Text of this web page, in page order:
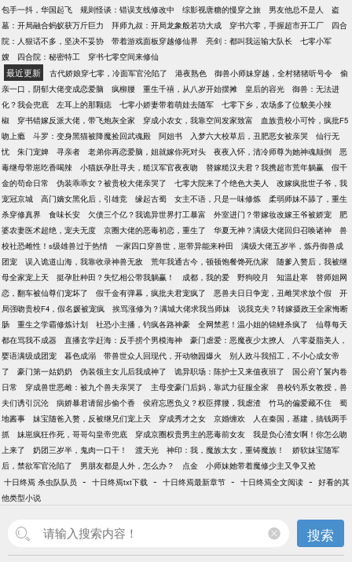
包手一抖，华国起飞
规则怪谈：错误支线修改中 综影视唐糖的慢穿之旅 男友他总不是人
盗
墓：开局融合蚂蚁获万斤巨力
拜师九叔：开局龙象般若功大成 穿书六零，手握超市开工厂
四合
院：人狠话不多，坚决不妥协
带着游戏面板穿越修仙界 亮剑：都叫我运输大队长
七零小军
嫂
四合院：秘密特工 穿书七零空间来修仙
最近更新 古代娇娘穿七零，冷面军官沦陷了 港夜熟色 御兽小师妹穿越，全村猪猪听号令
偷
亲一口，阴郁大佬变成恋爱脑
疯柳腰 重生千禧，从八岁开始摆摊 皇后的容光
御兽：无法进
化？我会兜底
左耳上的那颗痣 七零小娇妻带着萌娃去随军
七零下乡，农场多了位貌美小辣
椒
穿书错嫁反派大佬，带飞炮灰全家 穿成小农女，我靠空间发家致富
血族贵校小可怜，疯批F5
吻上瘾
斗罗：变身黑猫被降魔捡回武魂殿 阿姐书 入梦六大校草后，丑肥恶女被亲哭
仙行无
忧
朱门宠婢 寻亲者 老弟你再恋爱脑，姐就嫁你死对头 夜夜入怀，清冷师尊为她神魂颠倒
恶
毒继母带崽吃香喝辣
小猫妖孕肚寻夫，糙汉军官夜夜吻 替嫁糙汉夫君？我携超市荒年躺赢
假千
金的苟命日常
伪装乖乖女？被贵校大佬亲哭了 七零大院来了个绝色大美人
改嫁疯批世子爷，我
宠冠京城
高门嫡女黑化后，引雄竞 缘起古蜀 女主不语，只是一味修炼
柔弱师妹不舔了，重生
杀穿修真界
食味长安 欠债三个亿？我诡异世界打工暴富 外室进门？带嫁妆改嫁王爷被娇宠
肥
婆农妻医术超绝，宠夫无度
京圈大佬的恶毒初恋，重生了 华夏无神？满级大佬回归召唤诸神
兽
校社恐雌性！s级雄兽过于热情
一家四口穿兽世，崽带异能来种田
满级大佬五岁半，炼丹御兽成
团宠
误入诡道山海，我靠收录神兽无敌 荒年我通古今，顿顿饱餐馋死仇家
随爹入赘后，我被继
母全家宠上天
挺孕肚种田？失忆相公带我躺赢！ 成都，我的爱 野狗咬月 知温赴寒
替师姐网
恋，翻车被仙尊们宠坏了
假千金有弹幕，疯批夫君宠疯了 恶兽夫日日争宠，丑雌哭求放个假
开
局强吻贵校F4，假名媛被宠疯
挨骂涨修为？满城大佬求我当师妹
说我克夫？转嫁摄政王全家悔断
肠
重生之学霸修炼计划 社恐小主播，钓疯各路神豪 全网禁惹！温小姐的锦鲤杀疯了
仙尊每天
都在骂我不成器
直播玄学赶海：反手捞个男模海神 豪门虐爱：恶魔夜少太撩人
八零凝脂美人，
婴语满级成团宠
暮色成溺 带兽世众人回现代，开动物园爆火
别人政斗我招工，不小心成女帝
了
豪门第一姑奶奶 伪装领主女儿后我成神了 诡异职场：陈护士又来值夜班了
国公府丫鬟内卷
日常
穿成兽世恶雌：被九个兽夫亲哭了 主母变豪门后妈，靠武力征服全家
兽校钓系女教授，兽
夫们诱引沉沦
病娇暴君请留步偷个香 侯府忘恩负义？权臣撑腰，我虐渣 竹马的偏爱藏不住
蜀
地酱事
妹宝随爸入赘，反被继兄们宠上天 穿成秀才之女 京婚缠欢
人在秦国，基建，搞钱两手
抓
妹崽疯狂作死，哥哥勾皇帝兜底 穿成京圈权贵男主的恶毒前女友
我是负心渣女啊！你怎么吻
上来了
奶团三岁半，鬼肉一口干！ 渡天光 神印：我，魔族太女，重铸魔族！
娇软妹宝随军
后，禁欲军官沦陷了
男朋友都是人外，怎么办？ 点金
小师妹她带着魔修少主又争又抢
十日终焉 杀虫队队员 - 十日终焉txt下载 - 十日终焉最新章节 - 十日终焉全文阅读 - 好看的其
他类型小说
搜索